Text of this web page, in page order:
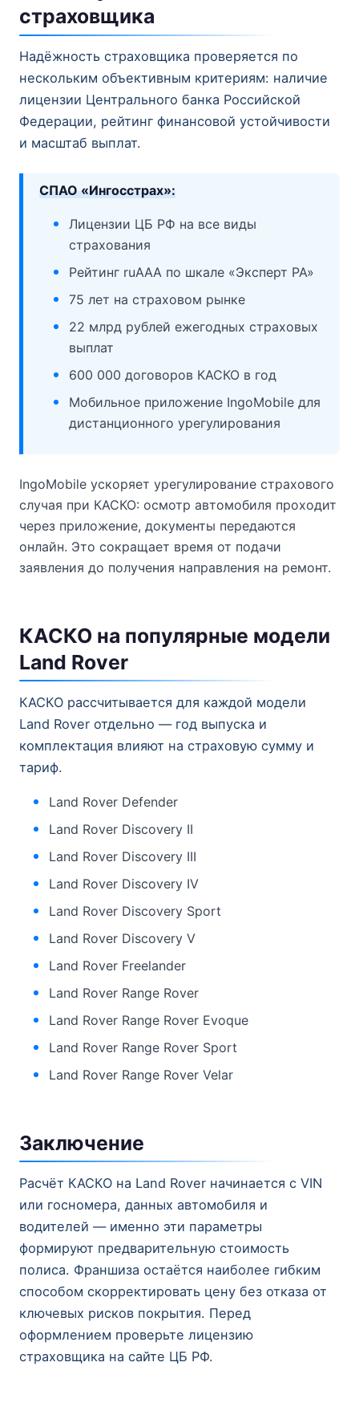
страховщика
Надёжность страховщика проверяется по
нескольким объективным критериям: наличие
лицензии Центрального банка Российской
Федерации, рейтинг финансовой устойчивости
и масштаб выплат.
СПАО «Ингосстрах»:
Лицензии ЦБ РФ на все виды
страхования
Рейтинг ruAAA по шкале «Эксперт РА»
75 лет на страховом рынке
22 млрд рублей ежегодных страховых
выплат
600 000 договоров КАСКО в год
Мобильное приложение IngoMobile для
дистанционного урегулирования
IngoMobile ускоряет урегулирование страхового
случая при КАСКО: осмотр автомобиля проходит
через приложение, документы передаются
онлайн. Это сокращает время от подачи
заявления до получения направления на ремонт.
КАСКО на популярные модели
Land Rover
КАСКО рассчитывается для каждой модели
Land Rover отдельно — год выпуска и
комплектация влияют на страховую сумму и
тариф.
Land Rover Defender
Land Rover Discovery II
Land Rover Discovery III
Land Rover Discovery IV
Land Rover Discovery Sport
Land Rover Discovery V
Land Rover Freelander
Land Rover Range Rover
Land Rover Range Rover Evoque
Land Rover Range Rover Sport
Land Rover Range Rover Velar
Заключение
Расчёт КАСКО на Land Rover начинается с VIN
или госномера, данных автомобиля и
водителей — именно эти параметры
формируют предварительную стоимость
полиса. Франшиза остаётся наиболее гибким
способом скорректировать цену без отказа от
ключевых рисков покрытия. Перед
оформлением проверьте лицензию
страховщика на сайте ЦБ РФ.